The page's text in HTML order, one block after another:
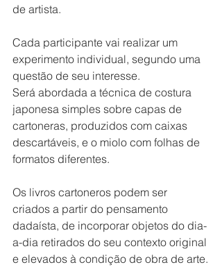
de artista.
Cada participante vai realizar um
experimento individual, segundo uma
questão de seu interesse.
Será abordada a técnica de costura
japonesa simples sobre capas de
cartoneras, produzidos com caixas
descartáveis, e o miolo com folhas de
formatos diferentes.
Os livros cartoneros podem ser
criados a partir do pensamento
dadaísta, de incorporar objetos do dia-
a-dia retirados do seu contexto original
e elevados à condição de obra de arte.